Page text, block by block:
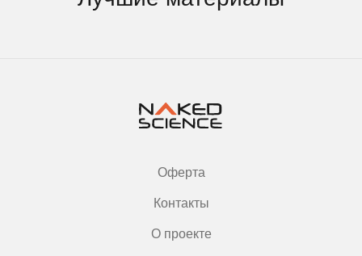
Оферта
Контакты
О проекте